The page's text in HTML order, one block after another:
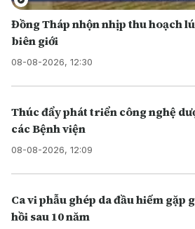
Đồng Tháp nhộn nhịp thu hoạch
biên giới
08-08-2026, 12:30
Thúc đẩy phát triển công nghệ
các Bệnh viện
08-08-2026, 12:09
Ca vi phẫu ghép da đầu hiếm gặp
hồi sau 10 năm